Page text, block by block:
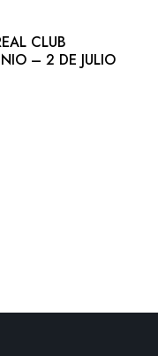
CLUB
– 2 DE JULIO